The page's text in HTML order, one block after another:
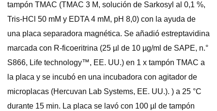
tampón TMAC (TMAC 3 M, solución de Sarkosyl al 0,1 %,
Tris-HCl 50 mM y EDTA 4 mM, pH 8,0) con la ayuda de
una placa separadora magnética. Se añadió estreptavidina
marcada con R-ficoeritrina (25 µl de 10 µg/ml de SAPE, n.°
S866, Life technology™, EE. UU.) en 1 x tampón TMAC a
la placa y se incubó en una incubadora con agitador de
microplacas (Hercuvan Lab Systems, EE. UU.). ) a 25 °C
durante 15 min. La placa se lavó con 100 µl de tampón